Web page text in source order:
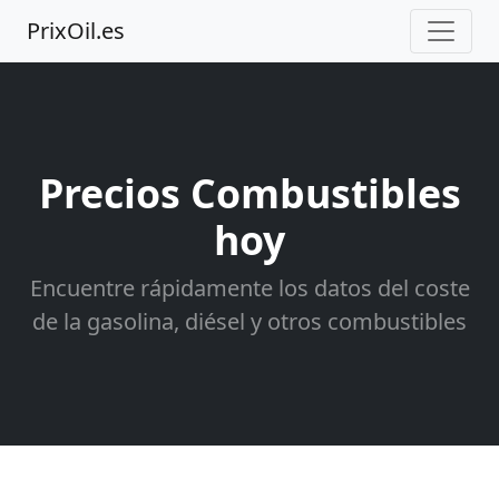
PrixOil.es
Precios Combustibles
hoy
Encuentre rápidamente los datos del coste
de la gasolina, diésel y otros combustibles